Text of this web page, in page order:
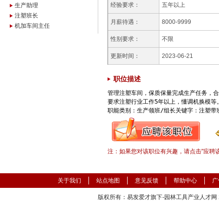
生产助理
注塑班长
机加车间主任
经验要求： 五年以上
月薪待遇： 8000-9999
性别要求： 不限
更新时间： 2023-06-21
职位描述
管理注塑车间，保质保量完成生产任务，
要求注塑行业工作5年以上，懂调机换模等
职能类别：生产领班/组长关键字：注塑带
注：如果您对该职位有兴趣，请点击"应聘
关于我们 站点地图 意见反馈 帮助中心
版权所有：易发爱才旗下-园林工具产业人才